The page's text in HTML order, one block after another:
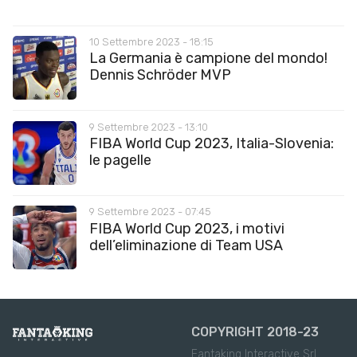
10 Settembre 2023 - 18:15
La Germania è campione del mondo!
Dennis Schröder MVP
9 Settembre 2023 - 13:10
FIBA World Cup 2023, Italia-Slovenia:
le pagelle
9 Settembre 2023 - 07:45
FIBA World Cup 2023, i motivi
dell’eliminazione di Team USA
COPYRIGHT 2018-23